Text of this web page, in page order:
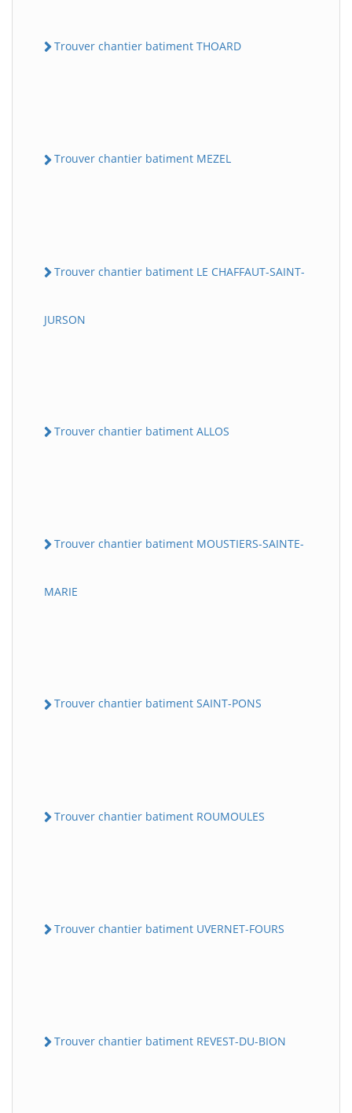
Trouver chantier batiment THOARD
Trouver chantier batiment MEZEL
Trouver chantier batiment LE CHAFFAUT-SAINT-
JURSON
Trouver chantier batiment ALLOS
Trouver chantier batiment MOUSTIERS-SAINTE-
MARIE
Trouver chantier batiment SAINT-PONS
Trouver chantier batiment ROUMOULES
Trouver chantier batiment UVERNET-FOURS
Trouver chantier batiment REVEST-DU-BION